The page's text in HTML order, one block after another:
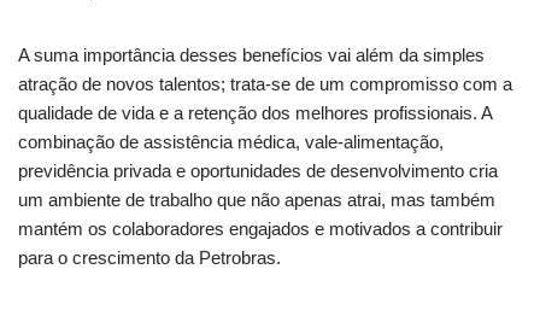
A suma importância desses benefícios vai além da simples
atração de novos talentos; trata-se de um compromisso com a
qualidade de vida e a retenção dos melhores profissionais. A
combinação de assistência médica, vale-alimentação,
previdência privada e oportunidades de desenvolvimento cria
um ambiente de trabalho que não apenas atrai, mas também
mantém os colaboradores engajados e motivados a contribuir
para o crescimento da Petrobras.